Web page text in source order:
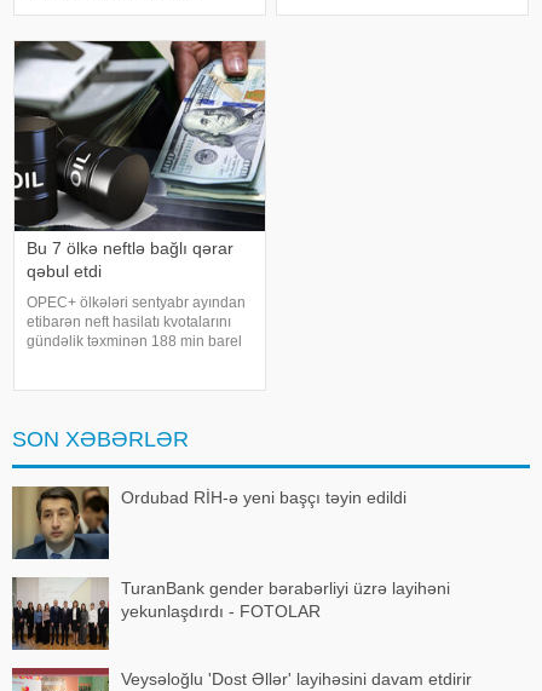
müəssisələrinin nümayəndələri
ilə görüş keçirilib. xəbər verir ki,
görüşdə elm və təhsi
Bu 7 ölkə neftlə bağlı qərar
qəbul etdi
OPEC+ ölkələri sentyabr ayından
etibarən neft hasilatı kvotalarını
gündəlik təxminən 188 min barel
SON XƏBƏRLƏR
Ordubad RİH-ə yeni başçı təyin edildi
TuranBank gender bərabərliyi üzrə layihəni
yekunlaşdırdı - FOTOLAR
Veysəloğlu 'Dost Əllər' layihəsini davam etdirir